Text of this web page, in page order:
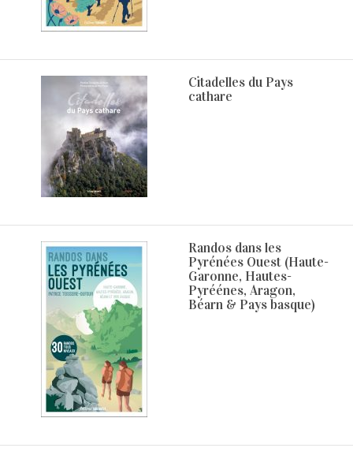
Citadelles du Pays
cathare
Randos dans les
Pyrénées Ouest (Haute-
Garonne, Hautes-
Pyréénes, Aragon,
Béarn & Pays basque)